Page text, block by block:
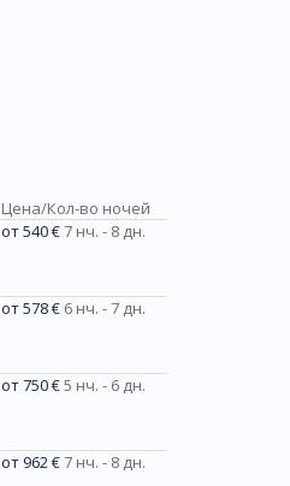
Цена/Кол-во ночей
от 540 €7 нч. - 8 дн.
от 578 € 6 нч. - 7 дн.
от 750 €5 нч. - 6 дн.
от 962 €7 нч. - 8 дн.